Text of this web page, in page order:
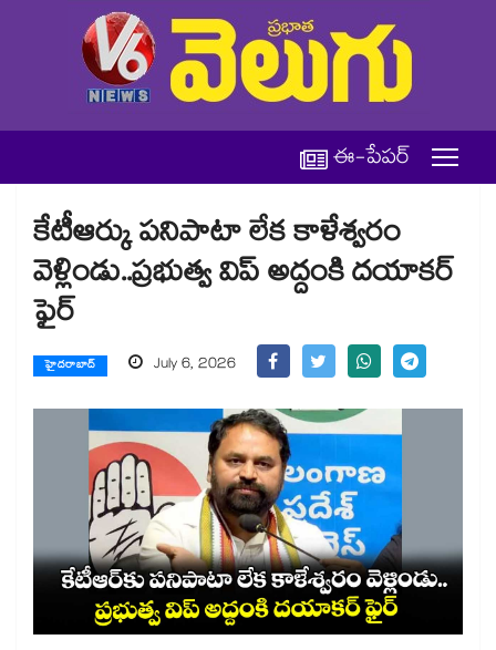
ఈ-పేపర్
కేటీఆర్కు పనిపాటా లేక కాళేశ్వరం
వెళ్లిండు..ప్రభుత్వ విప్ అద్దంకి ద‌‌యాక‌‌ర్
ఫైర్
హైదరాబాద్ July 6, 2026